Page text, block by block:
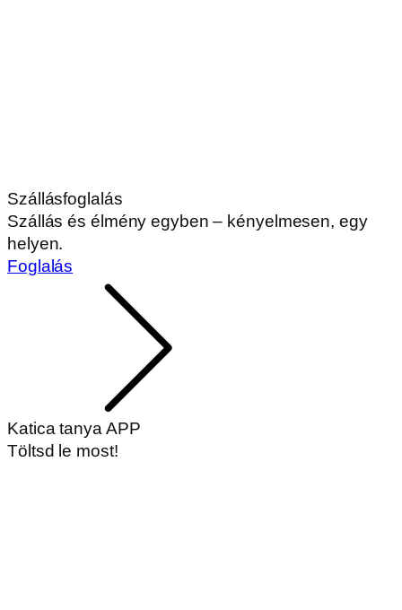
Szállásfoglalás
Szállás és élmény egyben – kényelmesen, egy
helyen.
Foglalás
Katica tanya APP
Töltsd le most!